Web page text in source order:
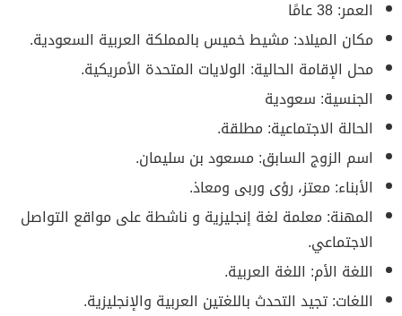
العمر: 38 عامًا
مكان الميلاد: مشيط خميس بالمملكة العربية السعودية.
محل الإقامة الحالية: الولايات المتحدة الأمريكية.
الجنسية: سعودية
الحالة الاجتماعية: مطلقة.
اسم الزوج السابق: مسعود بن سليمان.
الأبناء: معتز، رؤى وربى ومعاذ.
المهنة: معلمة لغة إنجليزية و ناشطة على مواقع التواصل
الاجتماعي.
اللغة الأم: اللغة العربية.
اللغات: تجيد التحدث باللغتين العربية والإنجليزية.